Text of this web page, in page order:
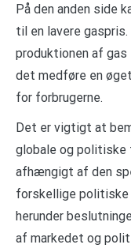
På den anden side
til en lavere
produktionen af gas
det medføre en
for forbrugerne.
Det er vigtigt at
globale og politiske
afhængigt af den
forskellige politiske
herunder
af markedet og